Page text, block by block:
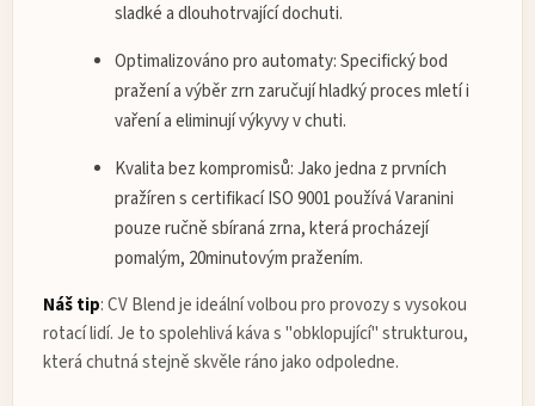
sladké a dlouhotrvající dochuti.
Optimalizováno pro automaty:Specifický bod
pražení a výběr zrn zaručují hladký proces mletí i
vaření a eliminují výkyvy v chuti.
Kvalita bez kompromisů:Jako jedna z prvních
pražíren s certifikací ISO 9001 používá Varanini
pouze ručně sbíraná zrna, která procházejí
pomalým, 20minutovým pražením.
Náš tip:CV Blend je ideální volbou pro provozy s vysokou
rotací lidí. Je to spolehlivá káva s "obklopující" strukturou,
která chutná stejně skvěle ráno jako odpoledne.